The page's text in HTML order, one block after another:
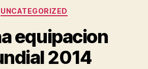
Categorías
UNCATEGORIZED
equipacion
2014